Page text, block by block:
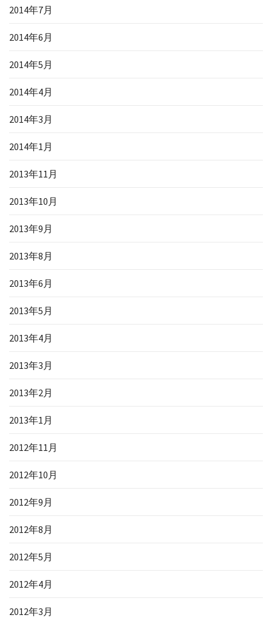
2014年7月
2014年6月
2014年5月
2014年4月
2014年3月
2014年1月
2013年11月
2013年10月
2013年9月
2013年8月
2013年6月
2013年5月
2013年4月
2013年3月
2013年2月
2013年1月
2012年11月
2012年10月
2012年9月
2012年8月
2012年5月
2012年4月
2012年3月